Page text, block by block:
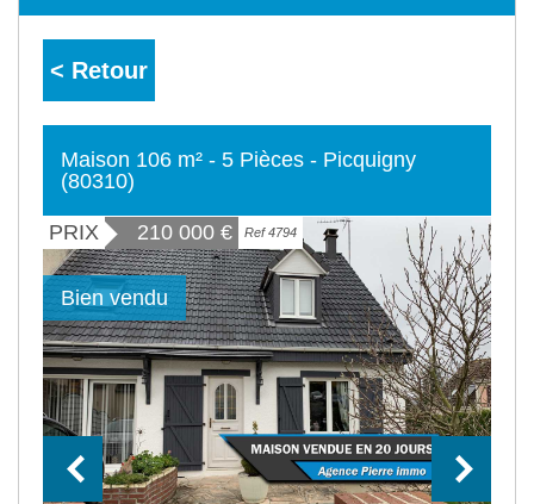
< Retour
Maison 106 m² - 5 Pièces - Picquigny
(80310)
PRIX 210 000 € Ref 4794
Bien vendu